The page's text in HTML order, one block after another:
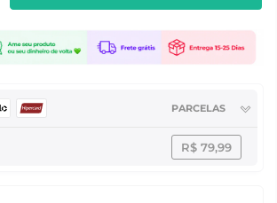
PARCELAS
R$ 79,99